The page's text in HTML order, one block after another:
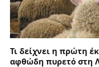
Τι δείχνει η πρώτη
αφθώδη πυρετό στη